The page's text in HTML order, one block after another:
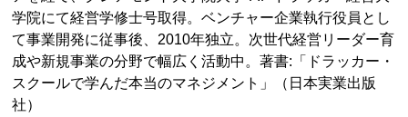
学院にて経営学修士号取得。ベンチャー企業執行役員とし
て事業開発に従事後、2010年独立。次世代経営リーダー育
成や新規事業の分野で幅広く活動中。著書:「ドラッカー・
スクールで学んだ本当のマネジメント」（日本実業出版
社）